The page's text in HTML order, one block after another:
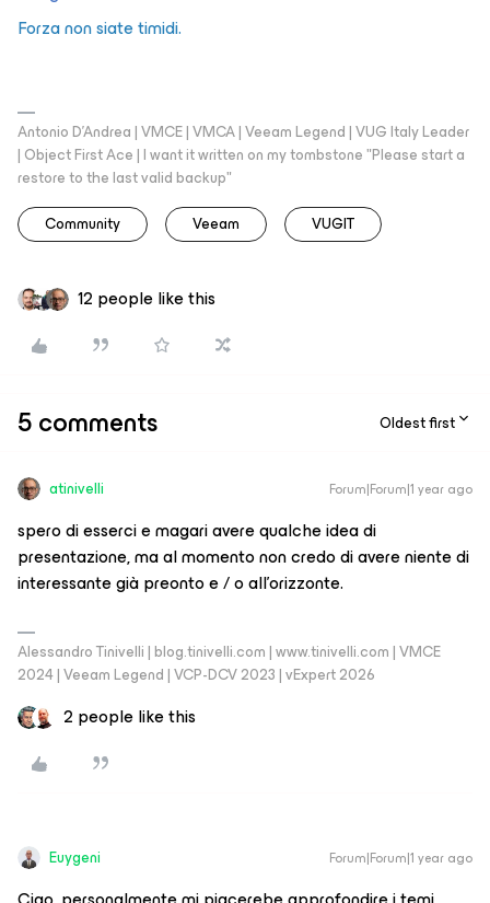
Forza non siate timidi.
Antonio D'Andrea | VMCE | VMCA | Veeam Legend | VUG Italy Leader
| Object First Ace | I want it written on my tombstone "Please start a
restore to the last valid backup"
Community
Veeam VUGIT
12 people like this
5 comments Oldest first
atinivelli Forum|Forum|1 year ago
spero di esserci e magari avere qualche idea di
presentazione, ma al momento non credo di avere niente di
interessante già preonto e / o all’orizzonte.
Alessandro Tinivelli | blog.tinivelli.com | www.tinivelli.com | VMCE
2024 | Veeam Legend | VCP-DCV 2023 | vExpert 2026
2 people like this
Euygeni Forum|Forum|1 year ago